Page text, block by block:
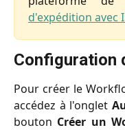
d'expédition
Configuration
Pour créer le
accédez à l'onglet
bouton Créer un